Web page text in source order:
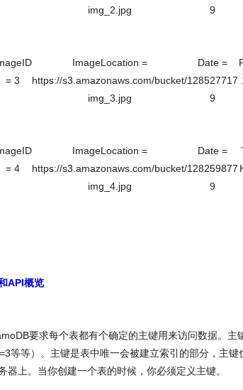
img_2.jpg
9
= 3
ImageLocation =
https://s3.amazonaws.com/bucket/
img_3.jpg
Date =
128527717
9
= 4
ImageLocation =
https://s3.amazonaws.com/bucket/
img_4.jpg
Date =
128259877
9
API概览
要求每个表都有个确定的主键用来访问数据。主
等等）。主键是表中唯一会被建立索引的部分，主
器上。当你创建一个表的时候，你必须定义主键。